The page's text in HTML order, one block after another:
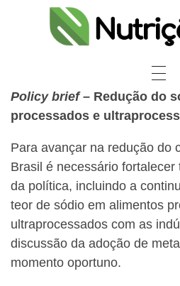
Policy brief– Redução do
processados e
Para avançar na redução do
Brasil é necessário
da política, incluindo a
teor de sódio em alimentos
ultraprocessados com as
discussão da adoção de
momento oportuno.